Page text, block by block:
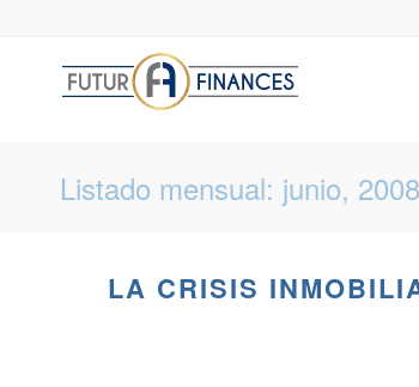
Listado mensual: junio, 2008
LA CRISIS